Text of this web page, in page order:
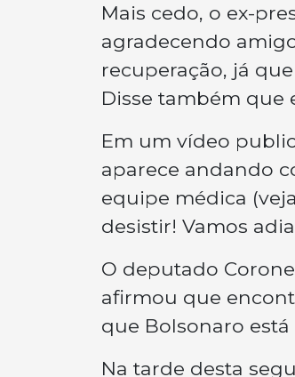
Mais cedo, o ex-
agradecendo
recuperação, já
Disse também que
Em um vídeo
aparece andando
equipe médica
desistir! Vamos
O deputado
afirmou que
que Bolsonaro
Na tarde desta